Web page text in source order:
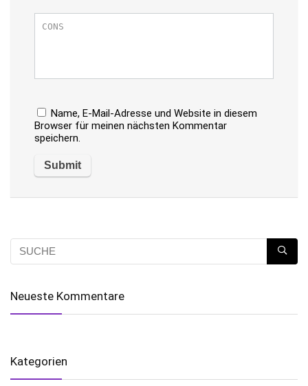
Name, E-Mail-Adresse und Website in diesem
Browser für meinen nächsten Kommentar
speichern.
Neueste Kommentare
Kategorien